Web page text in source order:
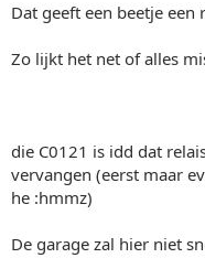
Dat geeft een beetje een
Zo lijkt het net of alles
die C0121 is idd dat
vervangen (eerst maar
he :hmmz)
De garage zal hier niet